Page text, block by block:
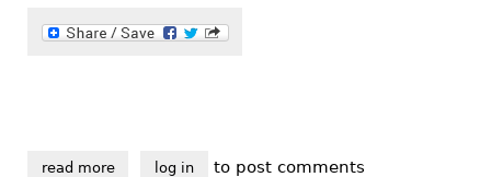
read moreabout viața cu handicap, final de proiect
log in to post comments